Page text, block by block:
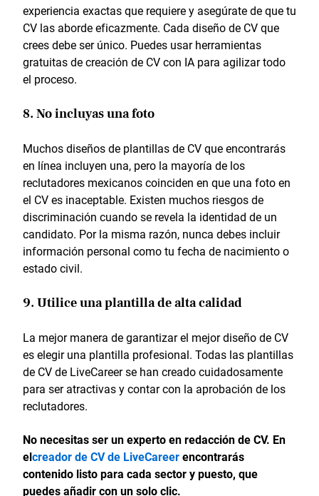
experiencia exactas que requiere y asegúrate de que tu
CV las aborde eficazmente. Cada diseño de CV que
crees debe ser único. Puedes usar herramientas
gratuitas de creación de CV con IA para agilizar todo
el proceso.
8. No incluyas una foto
Muchos diseños de plantillas de CV que encontrarás
en línea incluyen una, pero la mayoría de los
reclutadores mexicanos coinciden en que una foto en
el CV es inaceptable. Existen muchos riesgos de
discriminación cuando se revela la identidad de un
candidato. Por la misma razón, nunca debes incluir
información personal como tu fecha de nacimiento o
estado civil.
9. Utilice una plantilla de alta calidad
La mejor manera de garantizar el mejor diseño de CV
es elegir una plantilla profesional. Todas las plantillas
de CV de LiveCareer se han creado cuidadosamente
para ser atractivas y contar con la aprobación de los
reclutadores.
No necesitas ser un experto en redacción de CV. En
elcreador de CV de LiveCareerencontrarás
contenido listo para cada sector y puesto, que
puedes añadir con un solo clic.